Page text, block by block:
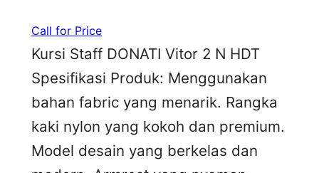
Call for Price
Kursi Staff DONATI Vitor 2 N HDT
Spesifikasi Produk: Menggunakan
bahan fabric yang menarik. Rangka
kaki nylon yang kokoh dan premium.
Model desain yang berkelas dan